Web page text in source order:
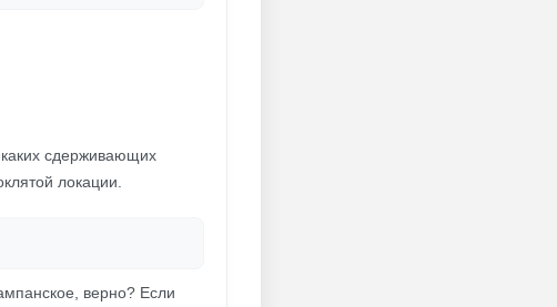
сдерживающих
локации.
верно? Если